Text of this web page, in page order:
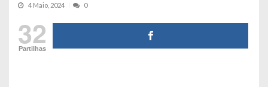
4 Maio, 2024 0
32
Partilhas